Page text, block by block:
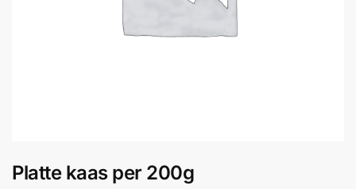
Platte kaas per 200g